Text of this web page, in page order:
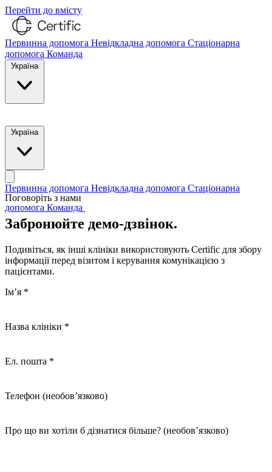
Перейти до вмісту
Первинна допомога Невідкладна допомога Стаціонарна
допомога Команда
Україна
Україна
Первинна допомога Невідкладна допомога Стаціонарна
допомога Команда
Поговоріть з нами
Забронюйте демо-дзвінок.
Подивіться, як інші клініки використовують Certific для збору
інформації перед візитом і керування комунікацією з
пацієнтами.
Ім’я *
Назва клініки *
Ел. пошта *
Телефон (необов’язково)
Про що ви хотіли б дізнатися більше? (необов’язково)